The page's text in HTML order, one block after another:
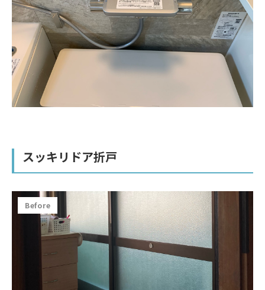
スッキリドア折戸
Before